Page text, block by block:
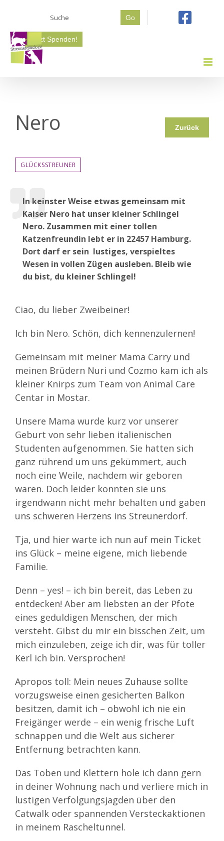
springen
Go
Jetzt Spenden!
Nero Zurück
GLÜCKSSTREUNER
In keinster Weise etwas gemeinsam mit
Kaiser Nero hat unser kleiner Schlingel
Nero. Zusammen mit einer tollen
Katzenfreundin lebt er in 22457 Hamburg.
Dort darf er sein lustiges, verspieltes
Wesen in vollen Zügen ausleben. Bleib wie
du bist, du kleiner Schlingel!
Ciao, du lieber Zweibeiner!
Ich bin Nero. Schön, dich kennenzulernen!
Gemeinsam mit meiner Mama Carry und
meinen Brüdern Nuri und Cozmo kam ich als
kleiner Knirps zum Team von Animal Care
Centar in Mostar.
Unsere Mama wurde kurz vor unserer
Geburt von sehr lieben italienischen
Studenten aufgenommen. Sie hatten sich
ganz rührend um uns gekümmert, auch
noch eine Weile, nachdem wir geboren
waren. Doch leider konnten sie uns
irgendwann nicht mehr behalten und gaben
uns schweren Herzens ins Streunerdorf.
Tja, und hier warte ich nun auf mein Ticket
ins Glück – meine eigene, mich liebende
Familie.
Denn – yes! – ich bin bereit, das Leben zu
entdecken! Aber am liebsten an der Pfote
eines geduldigen Menschen, der mich
versteht. Gibst du mir ein bisschen Zeit, um
mich einzuleben, zeige ich dir, was für toller
Kerl ich bin. Versprochen!
Apropos toll: Mein neues Zuhause sollte
vorzugsweise einen gesicherten Balkon
besitzen, damit ich – obwohl ich nie ein
Freigänger werde – ein wenig frische Luft
schnappen und die Welt aus sicherer
Entfernung betrachten kann.
Das Toben und Klettern hole ich dann gern
in deiner Wohnung nach und verliere mich in
lustigen Verfolgungsjagden über den
Catwalk oder spannenden Versteckaktionen
in meinem Rascheltunnel.